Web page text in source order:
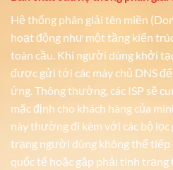
Hệ thống phân giải tên miền
hoạt động như một tầng kiến
toàn cầu. Khi người dùng khởi
được gửi tới các máy chủ DNS
ứng. Thông thường, các ISP sẽ
mặc định cho khách hàng của
này thường đi kèm với các bộ
trạng người dùng không thể tiếp
quốc tế hoặc gặp phải tình